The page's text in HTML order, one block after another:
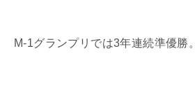
M-1グランプリでは3年連続準優勝。